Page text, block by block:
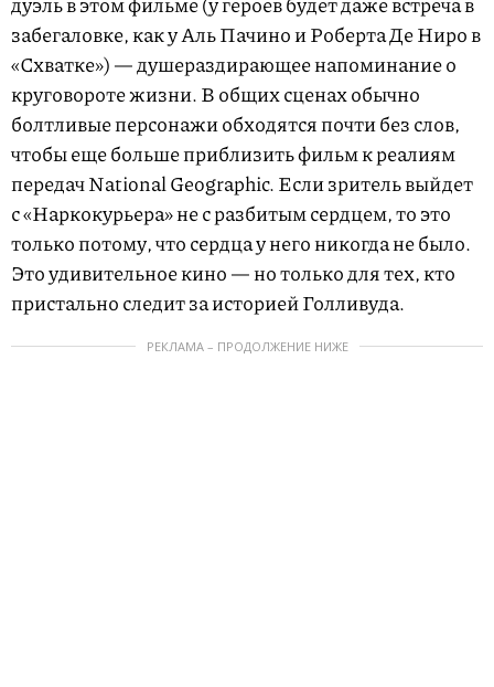
забегаловке, как у Аль Пачино и Роберта Де Ниро в
«Схватке») — душераздирающее напоминание о
круговороте жизни. В общих сценах обычно
болтливые персонажи обходятся почти без слов,
чтобы еще больше приблизить фильм к реалиям
передач National Geographic. Если зритель выйдет
с «Наркокурьера» не с разбитым сердцем, то это
только потому, что сердца у него никогда не было.
Это удивительное кино — но только для тех, кто
пристально следит за историей Голливуда.
РЕКЛАМА – ПРОДОЛЖЕНИЕ НИЖЕ